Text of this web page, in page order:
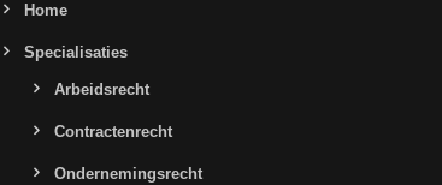
Home
Specialisaties
Arbeidsrecht
Contractenrecht
Ondernemingsrecht